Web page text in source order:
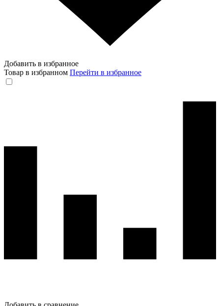
Добавить в избранное
Товар в избранном Перейти в избранное